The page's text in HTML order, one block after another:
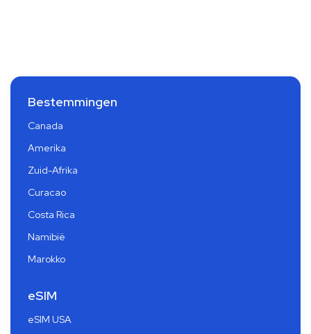
Bestemmingen
Canada
Amerika
Zuid-Afrika
Curacao
Costa Rica
Namibië
Marokko
eSIM
eSIM USA